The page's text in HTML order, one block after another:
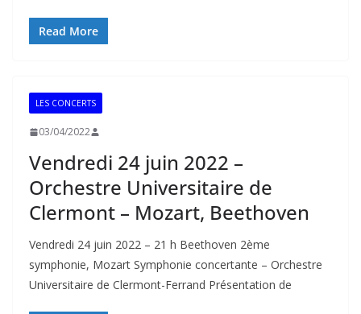
Read More
LES CONCERTS
03/04/2022
Vendredi 24 juin 2022 –
Orchestre Universitaire de
Clermont – Mozart, Beethoven
Vendredi 24 juin 2022 – 21 h Beethoven 2ème
symphonie, Mozart Symphonie concertante – Orchestre
Universitaire de Clermont-Ferrand Présentation de